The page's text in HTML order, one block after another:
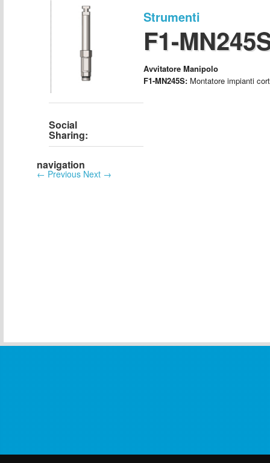
Social
Sharing:
Strumenti
F1-
Avvitatore Manipolo
F1-MN245S: Montatore impianti
navigation
← Previous Next →